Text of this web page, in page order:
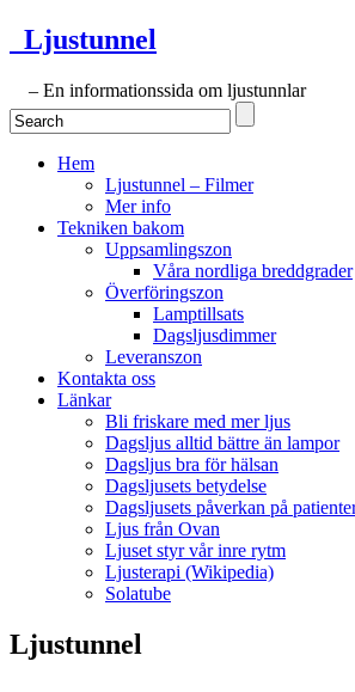
Ljustunnel
– En informationssida om ljustunnlar
Hem
Ljustunnel – Filmer
Mer info
Tekniken bakom
Uppsamlingszon
Våra nordliga breddgrader
Överföringszon
Lamptillsats
Dagsljusdimmer
Leveranszon
Kontakta oss
Länkar
Bli friskare med mer ljus
Dagsljus alltid bättre än lampor
Dagsljus bra för hälsan
Dagsljusets betydelse
Dagsljusets påverkan på
Ljus från Ovan
Ljuset styr vår inre rytm
Ljusterapi (Wikipedia)
Solatube
Ljustunnel